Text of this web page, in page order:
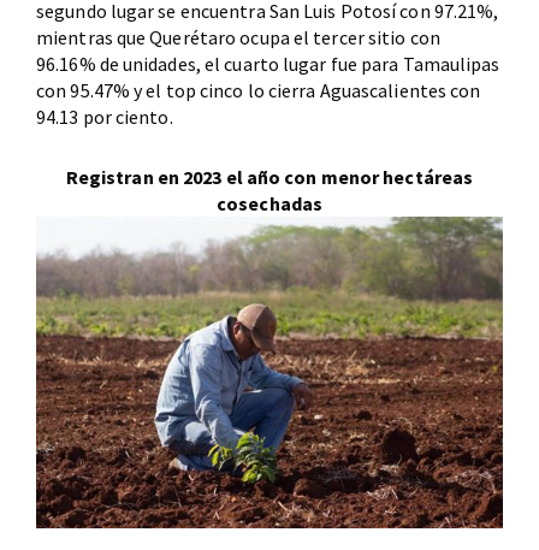
segundo lugar se encuentra San Luis Potosí con 97.21%,
mientras que Querétaro ocupa el tercer sitio con
96.16% de unidades, el cuarto lugar fue para Tamaulipas
con 95.47% y el top cinco lo cierra Aguascalientes con
94.13 por ciento.
Registran en 2023 el año con menor hectáreas
cosechadas